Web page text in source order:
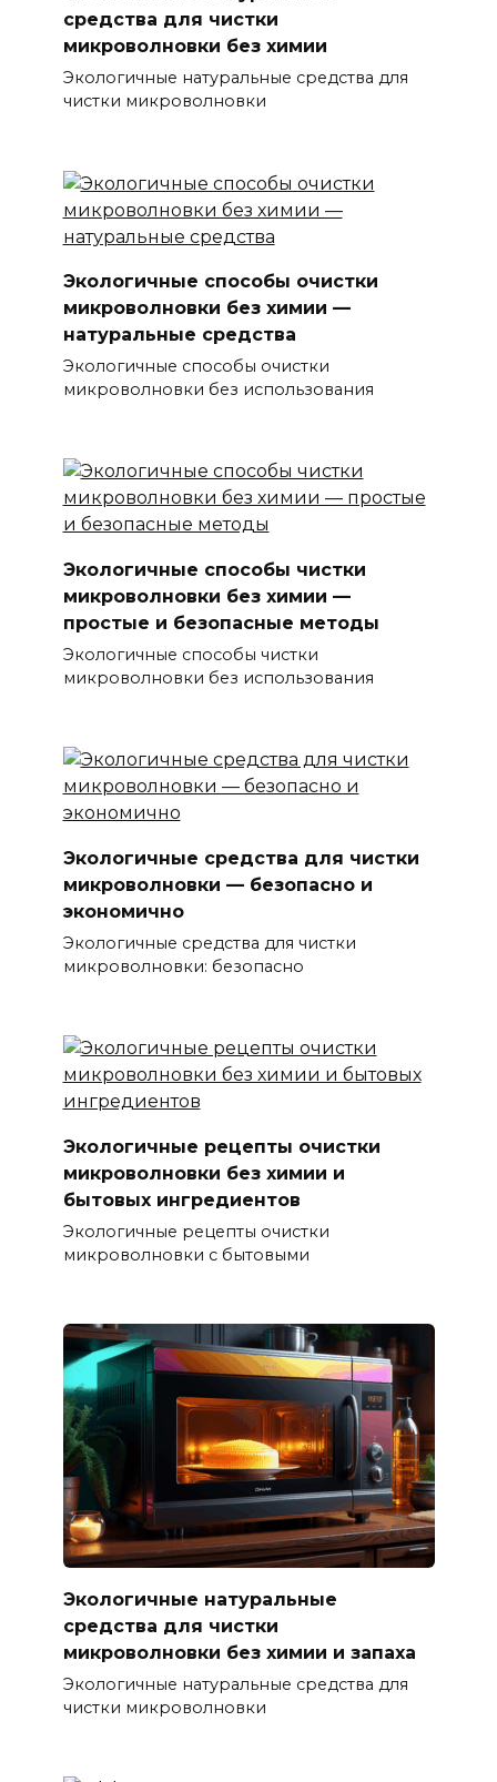
средства для чистки
микроволновки без химии
Экологичные натуральные средства для
чистки микроволновки
Экологичные способы очистки
микроволновки без химии —
натуральные средства
Экологичные способы очистки
микроволновки без использования
Экологичные способы чистки
микроволновки без химии —
простые и безопасные методы
Экологичные способы чистки
микроволновки без использования
Экологичные средства для чистки
микроволновки — безопасно и
экономично
Экологичные средства для чистки
микроволновки: безопасно
Экологичные рецепты очистки
микроволновки без химии и
бытовых ингредиентов
Экологичные рецепты очистки
микроволновки с бытовыми
Экологичные натуральные
средства для чистки
микроволновки без химии и запаха
Экологичные натуральные средства для
чистки микроволновки